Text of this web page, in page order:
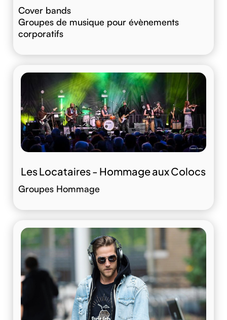
Cover bands
Groupes de musique pour évènements
corporatifs
Les Locataires - Hommage aux Colocs
Groupes Hommage